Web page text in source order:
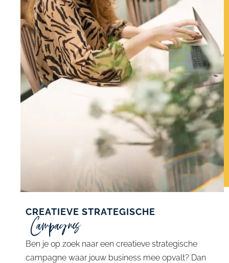
CREATIEVE STRATEGISCHE
Campagnes
Ben je op zoek naar een creatieve strategische
campagne waar jouw business mee opvalt? Dan